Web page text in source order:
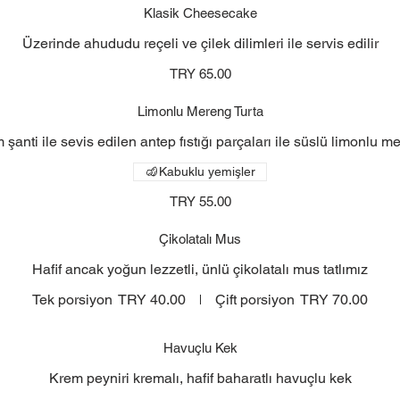
Klasik Cheesecake
Üzerinde ahududu reçeli ve çilek dilimleri ile servis edilir
TRY 65.00
Limonlu Mereng Turta
şanti ile sevis edilen antep fıstığı parçaları ile süslü limonlu
TRY 55.00
Kabuklu yemişler
Çikolatalı Mus
Hafif ancak yoğun lezzetli, ünlü çikolatalı mus tatlımız
Tek porsiyon TRY 40.00 Çift porsiyon TRY 70.00
Havuçlu Kek
Krem peyniri kremalı, hafif baharatlı havuçlu kek